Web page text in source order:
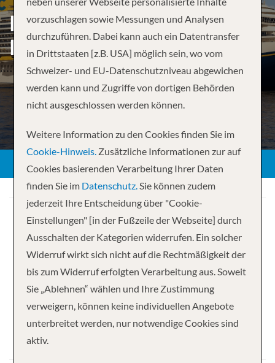
EASTERN CARIBBEAN
FROM MIAMI, FL
Ihre Kreuzfahrt
7 NächteCarnival Firenze
Abfahrt
vorzuschlagen sowie Messungen und Analysen
durchzuführen. Dabei kann auch ein Datentransfer
in Drittstaaten [z.B. USA] möglich sein, wo vom
Schweizer- und EU-Datenschutzniveau abgewichen
werden kann und Zugriffe von dortigen Behörden
nicht ausgeschlossen werden können.
Weitere Information zu den Cookies finden Sie im
Cookie-Hinweis. Zusätzliche Informationen zur auf
Cookies basierenden Verarbeitung Ihrer Daten
finden Sie im Datenschutz.Sie können zudem
jederzeit Ihre Entscheidung über "Cookie-
Einstellungen" [in der Fußzeile der Webseite] durch
Ausschalten der Kategorien widerrufen. Ein solcher
Widerruf wirkt sich nicht auf die Rechtmäßigkeit der
bis zum Widerruf erfolgten Verarbeitung aus. Soweit
Sie „Ablehnen“ wählen und Ihre Zustimmung
verweigern, können keine individuellen Angebote
unterbreitet werden, nur notwendige Cookies sind
aktiv.